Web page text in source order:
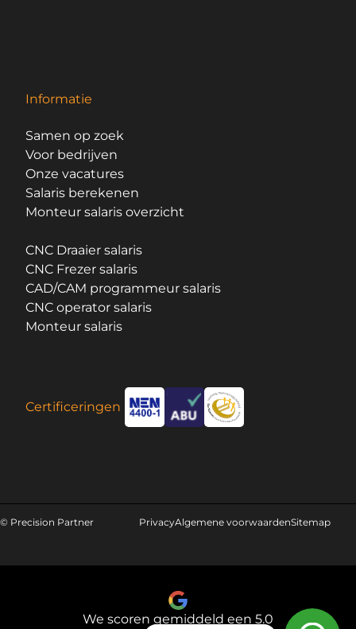
Informatie
Samen op zoek
Voor bedrijven
Onze vacatures
Salaris berekenen
Monteur salaris overzicht
CNC Draaier salaris
CNC Frezer salaris
CAD/CAM programmeur salaris
CNC operator salaris
Monteur salaris
Certificeringen
PrivacyAlgemene voorwaardenSitemap
We scoren gemiddeld een 5.0
© Precision Partner